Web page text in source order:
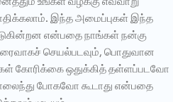
இந்த அமைப்புகள் இந்த
என்பதை நாங்கள் நன்கு
செயல்படவும், பொதுவான
கோரிக்கை ஒதுக்கித் தள்ளப்படவோ
போகவோ கூடாது என்பதை